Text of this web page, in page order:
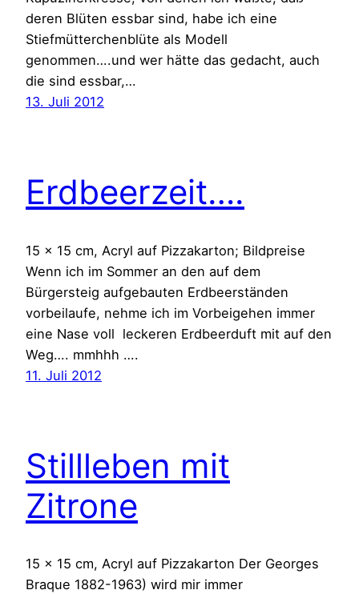
deren Blüten essbar sind, habe ich eine
Stiefmütterchenblüte als Modell
genommen….und wer hätte das gedacht, auch
die sind essbar,…
13. Juli 2012
Erdbeerzeit….
15 x 15 cm, Acryl auf Pizzakarton; Bildpreise
Wenn ich im Sommer an den auf dem
Bürgersteig aufgebauten Erdbeerständen
vorbeilaufe, nehme ich im Vorbeigehen immer
eine Nase voll leckeren Erdbeerduft mit auf den
Weg…. mmhhh ….
11. Juli 2012
Stillleben mit
Zitrone
15 x 15 cm, Acryl auf Pizzakarton Der Georges
Braque 1882-1963) wird mir immer